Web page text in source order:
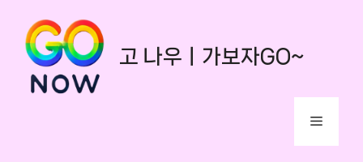
content
고 나우ㅣ가보자GO~
Menu